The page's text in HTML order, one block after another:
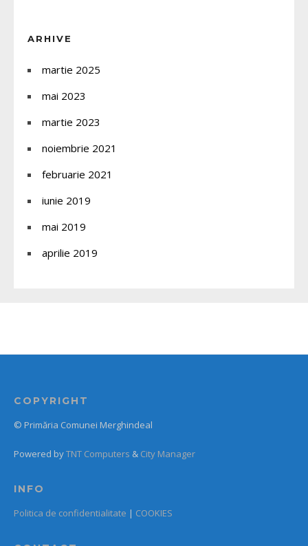
ARHIVE
martie 2025
mai 2023
martie 2023
noiembrie 2021
februarie 2021
iunie 2019
mai 2019
aprilie 2019
COPYRIGHT
© Primăria Comunei Merghindeal
Powered byTNT Computers & City Manager
INFO
Politica de confidentialitate | COOKIES